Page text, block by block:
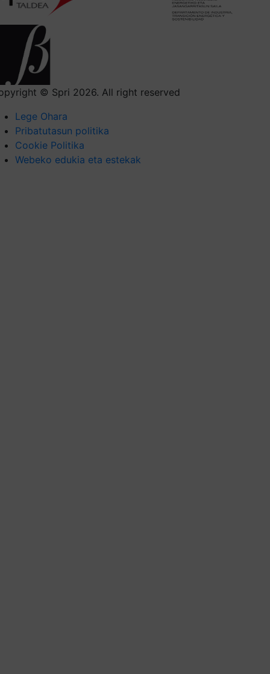
© Spri 2026. All right reserved
Lege Ohara
Pribatutasun politika
Cookie Politika
Webeko edukia eta estekak